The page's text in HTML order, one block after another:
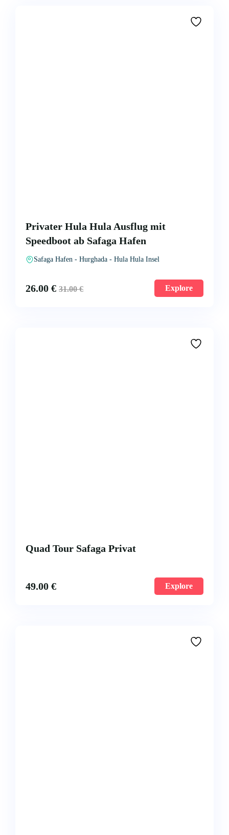
Privater Hula Hula Ausflug mit
Speedboot ab Safaga Hafen
Safaga Hafen - Hurghada - Hula Hula Insel
26.00 € 31.00€ Explore
Quad Tour Safaga Privat
49.00 € Explore